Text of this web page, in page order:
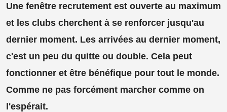
Une fenêtre recrutement est ouverte au maximum
et les clubs cherchent à se renforcer jusqu'au
dernier moment. Les arrivées au dernier moment,
c'est un peu du quitte ou double. Cela peut
fonctionner et être bénéfique pour tout le monde.
Comme ne pas forcément marcher comme on
l'espérait.